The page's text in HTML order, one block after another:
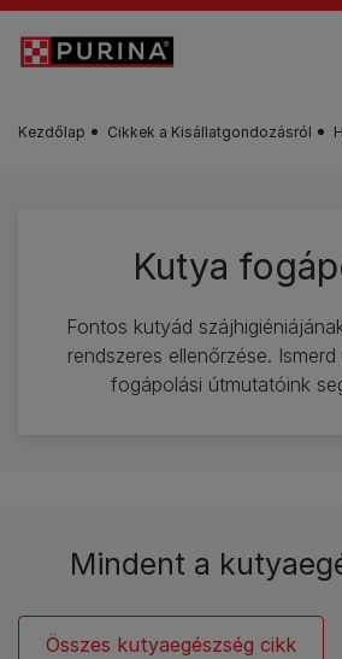
Skip to main content
Kezdőlap Cikkek a Kisállatgondozásról
Kutya
Fontos kutyád
rendszeres ellenőrzése.
fogápolási útmutatóink
Mindent a
Összes kutyaegészség cikk